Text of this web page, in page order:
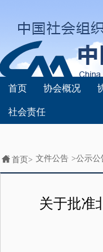
首页 协会概况
社会责任
首页> 文件公告 >公示公
关于批准